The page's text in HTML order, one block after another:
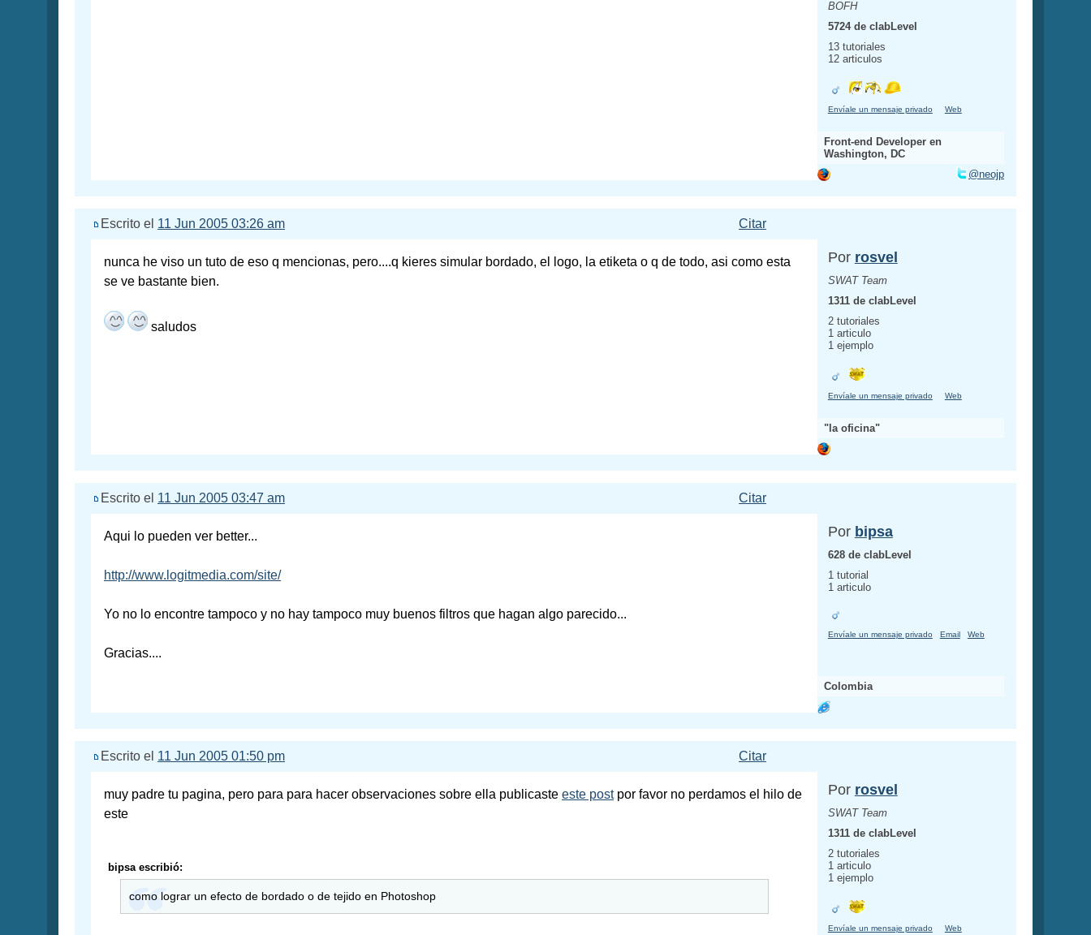
BOFH
5724 de clabLevel
13 tutoriales
12 articulos
Envíale un mensaje privado Web
Front-end Developer en
Washington, DC
@neojp
Citar
Escrito el 11 Jun 2005 03:26 am
nunca he viso un tuto de eso q mencionas, pero....q kieres simular bordado, el logo, la etiketa o q de todo, asi como esta
se ve bastante bien.
saludos
Por rosvel
SWAT Team
1311 de clabLevel
2 tutoriales
1 articulo
1 ejemplo
Envíale un mensaje privado Web
"la oficina"
Citar
Escrito el 11 Jun 2005 03:47 am
Aqui lo pueden ver better...
http://www.logitmedia.com/site/
Yo no lo encontre tampoco y no hay tampoco muy buenos filtros que hagan algo parecido...
Gracias....
Por bipsa
628 de clabLevel
1 tutorial
1 articulo
Envíale un mensaje privado Email Web
Colombia
Citar
Escrito el 11 Jun 2005 01:50 pm
muy padre tu pagina, pero para para hacer observaciones sobre ella publicaste este postpor favor no perdamos el hilo de
este
bipsa escribió:
como lograr un efecto de bordado o de tejido en Photoshop
Por rosvel
SWAT Team
1311 de clabLevel
2 tutoriales
1 articulo
1 ejemplo
Envíale un mensaje privado Web